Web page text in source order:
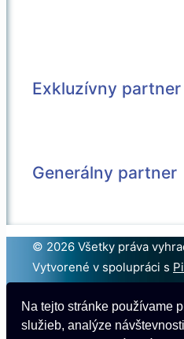
Na tejto stránke používame
služieb, analýze
Exkluzívny partner
Generálny partner
© 2026 Všetky práva
Vytvorené v spolupráci s
Kontakt
Partneri